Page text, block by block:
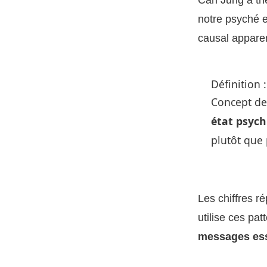
notre psyché
causal
Définition
Concept
état
plutôt que
Les chiffres
utilise ces
messages